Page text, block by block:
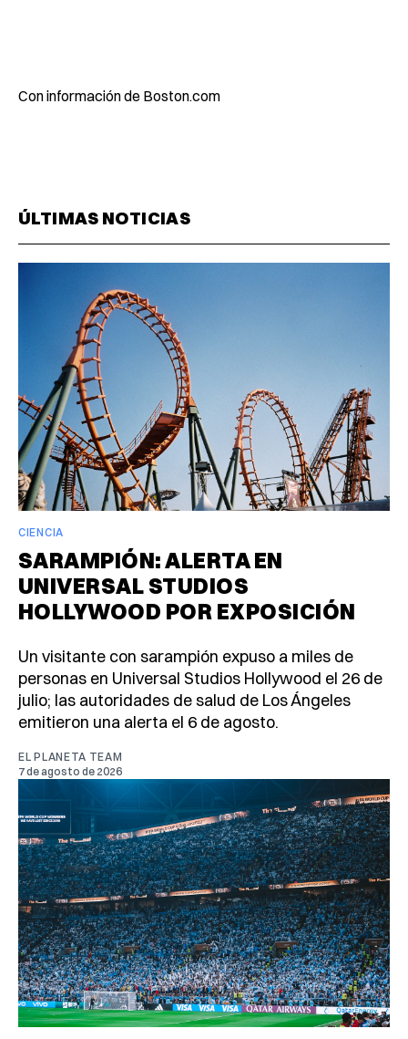
Con información de Boston.com
ÚLTIMAS NOTICIAS
CIENCIA
SARAMPIÓN: ALERTA EN
UNIVERSAL STUDIOS
HOLLYWOOD POR EXPOSICIÓN
Un visitante con sarampión expuso a miles de
personas en Universal Studios Hollywood el 26 de
julio; las autoridades de salud de Los Ángeles
emitieron una alerta el 6 de agosto.
EL PLANETA TEAM
7 de agosto de 2026